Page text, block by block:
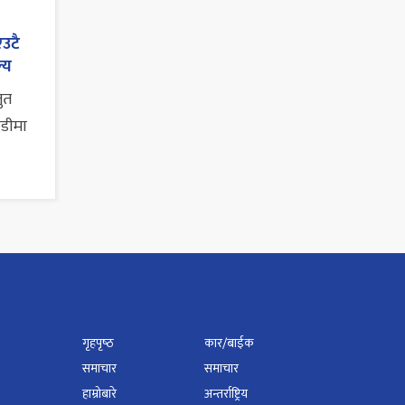
गृहपृष्‍ठ
समाचार
हाम्रोबारे
कार/बाईक
समाचार
अन्तर्राष्ट्रिय